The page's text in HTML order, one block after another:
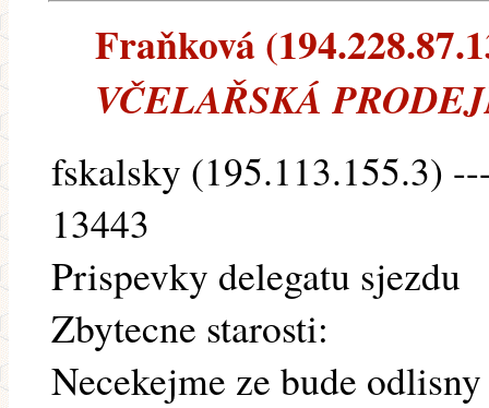
Fraňková
VČELAŘSKÁ
fskalsky (195.113.155.3)
13443
Prispevky delegatu sjezdu
Zbytecne starosti:
Necekejme ze bude